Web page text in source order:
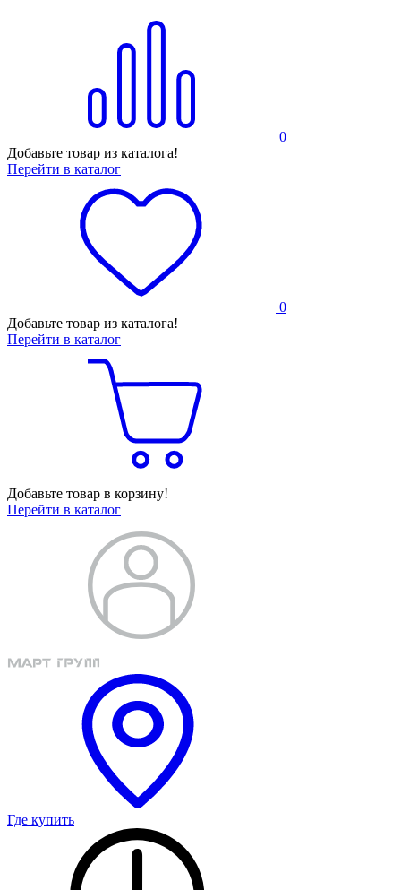
0
Добавьте товар из каталога!
Перейти в каталог
0
Добавьте товар из каталога!
Перейти в каталог
Добавьте товар в корзину!
Перейти в каталог
Где купить